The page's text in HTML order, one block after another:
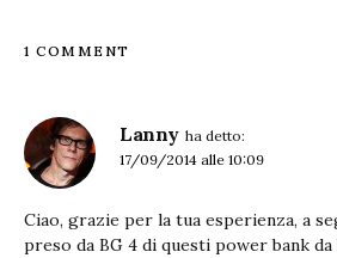
1 COMMENT
Lanny ha detto:
17/09/2014 alle 10:09
Ciao, grazie per la tua esperienza, a
preso da BG 4 di questi power bank